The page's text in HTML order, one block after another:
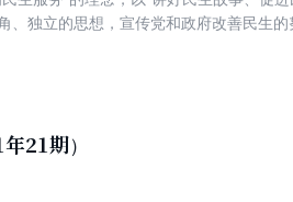
、独立的思想，宣传党和政府改善民生
21期）